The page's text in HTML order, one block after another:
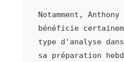
Notamment,
bénéficie
type d'analyse
sa préparation